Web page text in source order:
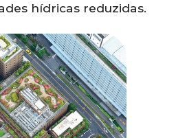
hídricas reduzidas.